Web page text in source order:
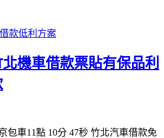
類
借款低利方案
機車借款票貼有保品利
包車11點 10分 47秒 竹北汽車借款免